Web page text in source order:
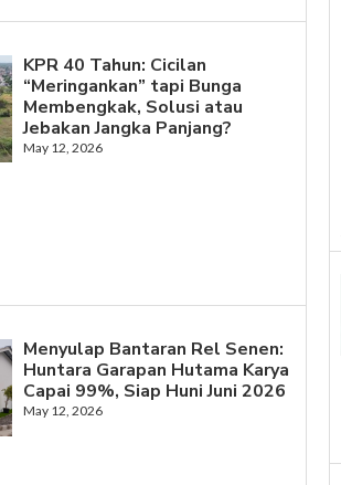
KPR 40 Tahun: Cicilan
“Meringankan” tapi Bunga
Membengkak, Solusi atau
Jebakan Jangka Panjang?
May 12, 2026
Menyulap Bantaran Rel Senen:
Huntara Garapan Hutama Karya
Capai 99%, Siap Huni Juni 2026
May 12, 2026